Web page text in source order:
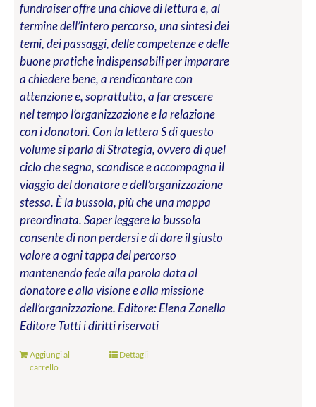
fundraiser offre una chiave di lettura e, al
termine dell’intero percorso, una sintesi dei
temi, dei passaggi, delle competenze e delle
buone pratiche indispensabili per imparare
a chiedere bene, a rendicontare con
attenzione e, soprattutto, a far crescere
nel tempo l’organizzazione e la relazione
con i donatori. Con la lettera S di questo
volume si parla di Strategia, ovvero di quel
ciclo che segna, scandisce e accompagna il
viaggio del donatore e dell’organizzazione
stessa. È la bussola, più che una mappa
preordinata. Saper leggere la bussola
consente di non perdersi e di dare il giusto
valore a ogni tappa del percorso
mantenendo fede alla parola data al
donatore e alla visione e alla missione
dell’organizzazione. Editore: Elena Zanella
EditoreTutti i diritti riservati
Aggiungi al
carrello
Dettagli